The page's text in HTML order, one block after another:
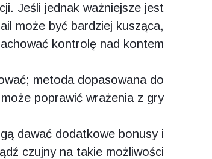
Jeśli jednak ważniejsze jest
może być bardziej kusząca,
kontrolę nad kontem.
metoda dopasowana do
poprawić wrażenia z gry.
dawać dodatkowe bonusy i
czujny na takie możliwości.